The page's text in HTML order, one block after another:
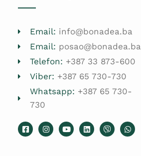
Email: info@bonadea.ba
Email: posao@bonadea.ba
Telefon: +387 33 873-600
Viber: +387 65 730-730
Whatsapp: +387 65 730-
730